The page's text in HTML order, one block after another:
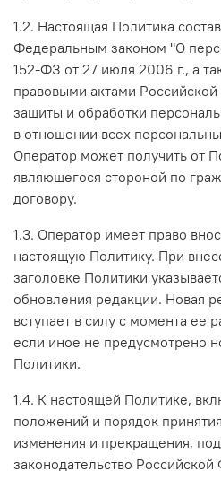
1.2. Настоящая Политика
Федеральным законом "О
152-ФЗ от 27 июля 2006 г., а
правовыми актами
защиты и обработки
в отношении всех
Оператор может получить от
являющегося стороной по
договору.
1.3. Оператор имеет право
настоящую Политику. При
заголовке Политики
обновления редакции. Новая
вступает в силу с момента ее
если иное не предусмотрено
Политики.
1.4. К настоящей Политике,
положений и порядок
изменения и прекращения,
законодательство